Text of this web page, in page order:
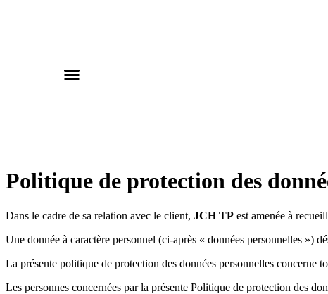
Politique de protection des
Dans le cadre de sa relation avec le client, JCH TP est amenée à
Une donnée à caractère personnel (ci-après « données personnelles »)
La présente politique de protection des données personnelles concerne
Les personnes concernées par la présente Politique de protection des